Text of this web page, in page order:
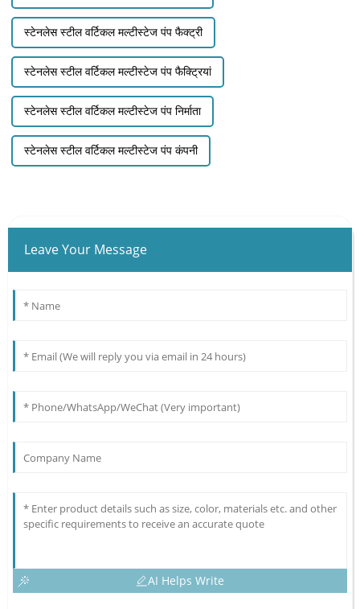
स्टेनलेस स्टील वर्टिकल मल्टीस्टेज पंप फैक्ट्री
स्टेनलेस स्टील वर्टिकल मल्टीस्टेज पंप फैक्ट्रियां
स्टेनलेस स्टील वर्टिकल मल्टीस्टेज पंप निर्माता
स्टेनलेस स्टील वर्टिकल मल्टीस्टेज पंप कंपनी
Leave Your Message
AI Helps Write